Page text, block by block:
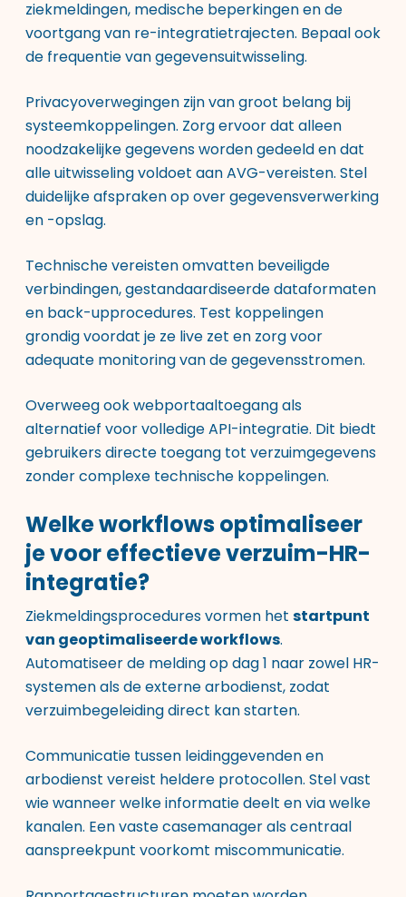
ziekmeldingen, medische beperkingen en de
voortgang van re-integratietrajecten. Bepaal ook
de frequentie van gegevensuitwisseling.
Privacyoverwegingen zijn van groot belang bij
systeemkoppelingen. Zorg ervoor dat alleen
noodzakelijke gegevens worden gedeeld en dat
alle uitwisseling voldoet aan AVG-vereisten. Stel
duidelijke afspraken op over gegevensverwerking
en -opslag.
Technische vereisten omvatten beveiligde
verbindingen, gestandaardiseerde dataformaten
en back-upprocedures. Test koppelingen
grondig voordat je ze live zet en zorg voor
adequate monitoring van de gegevensstromen.
Overweeg ook webportaaltoegang als
alternatief voor volledige API-integratie. Dit biedt
gebruikers directe toegang tot verzuimgegevens
zonder complexe technische koppelingen.
Welke workflows optimaliseer
je voor effectieve verzuim-HR-
integratie?
Ziekmeldingsprocedures vormen het startpunt
van geoptimaliseerde workflows.
Automatiseer de melding op dag 1 naar zowel HR-
systemen als de externe arbodienst, zodat
verzuimbegeleiding direct kan starten.
Communicatie tussen leidinggevenden en
arbodienst vereist heldere protocollen. Stel vast
wie wanneer welke informatie deelt en via welke
kanalen. Een vaste casemanager als centraal
aanspreekpunt voorkomt miscommunicatie.